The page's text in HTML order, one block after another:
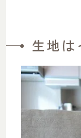
生地は